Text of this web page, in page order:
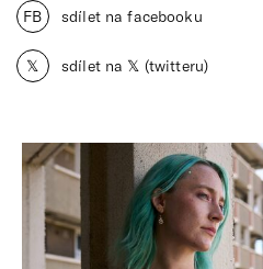
FB sdílet na facebooku
𝕏 sdílet na 𝕏 (twitteru)